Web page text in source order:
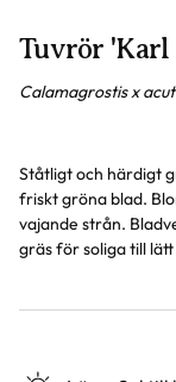
Tuvrör 'Karl
Calamagrostis x
Ståtligt och härdigt
friskt gröna blad.
vajande strån.
gräs för soliga till